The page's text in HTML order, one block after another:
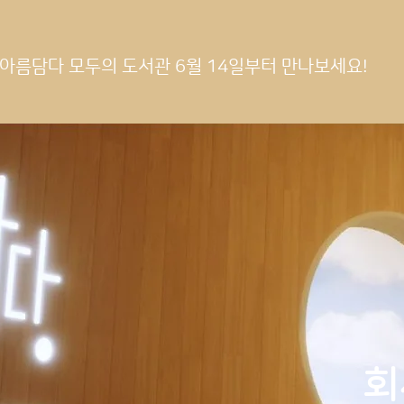
름담다 모두의 도서관 6월 14일부터 만나보세요!